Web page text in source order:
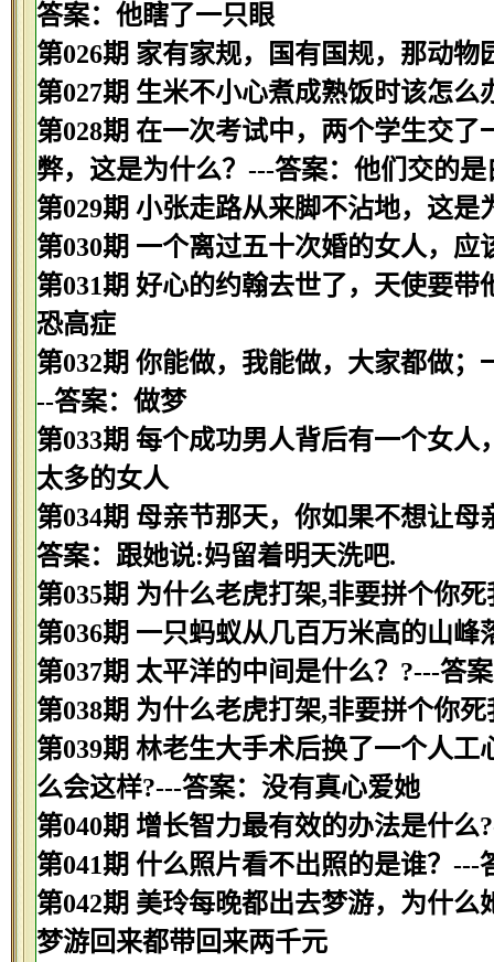
答案：他瞎了一只眼
第026期 家有家规，国有国规，那动
第027期 生米不小心煮成熟饭时该怎么
第028期 在一次考试中，两个学生交
弊，这是为什么？---答案：他们交的是
第029期 小张走路从来脚不沾地，这
第030期 一个离过五十次婚的女人，
第031期 好心的约翰去世了，天使要
恐高症
第032期 你能做，我能做，大家都做
--答案：做梦
第033期 每个成功男人背后有一个女
太多的女人
第034期 母亲节那天，你如果不想让
答案：跟她说:妈留着明天洗吧.
第035期 为什么老虎打架,非要拼个你
第036期 一只蚂蚁从几百万米高的山
第037期 太平洋的中间是什么？?---答
第038期 为什么老虎打架,非要拼个你
第039期 林老生大手术后换了一个人
么会这样?---答案：没有真心爱她
第040期 增长智力最有效的办法是什么
第041期 什么照片看不出照的是谁？---
第042期 美玲每晚都出去梦游，为什
梦游回来都带回来两千元